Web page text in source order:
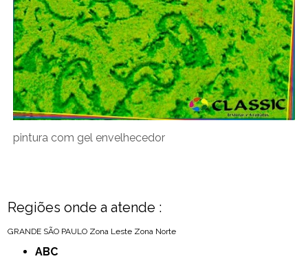
pintura com gel envelhecedor
Regiões onde a atende :
GRANDE SÃO PAULO Zona Leste Zona Norte
ABC